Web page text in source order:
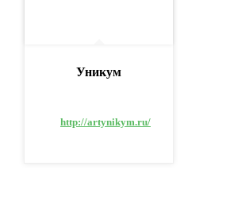
Уникум
http://artynikym.ru/